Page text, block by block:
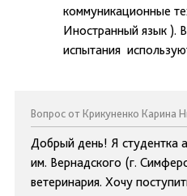
коммуникационные
Иностранный язык ).
испытания
Вопрос от Крикуненко Карина
Добрый день! Я студентка
им. Вернадского (г.
ветеринария. Хочу